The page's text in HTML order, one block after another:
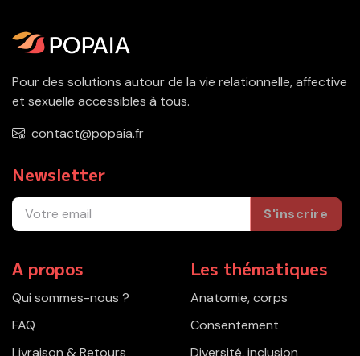
Pour des solutions autour de la vie relationnelle, affective
et sexuelle accessibles à tous.
contact@popaia.fr
Newsletter
S'inscrire
A propos
Qui sommes-nous ?
FAQ
Livraison & Retours
Les thématiques
Anatomie, corps
Consentement
Diversité, inclusion